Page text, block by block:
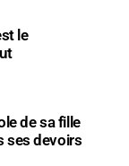
le
de sa fille
ses devoirs